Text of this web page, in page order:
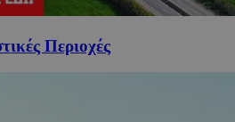
Περιοχές